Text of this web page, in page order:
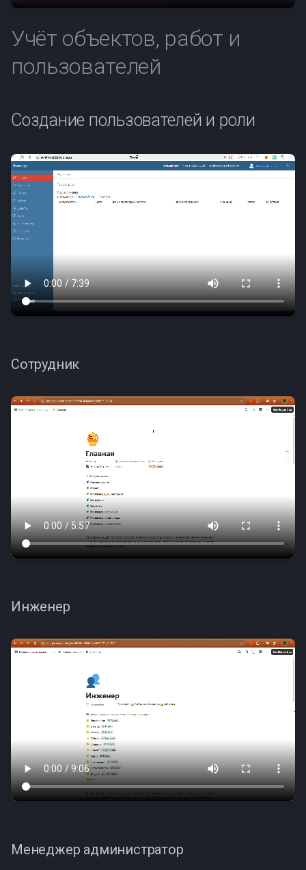
Учёт объектов, работ и
пользователей
Создание пользователей и роли
Сотрудник
Инженер
Менеджер администратор